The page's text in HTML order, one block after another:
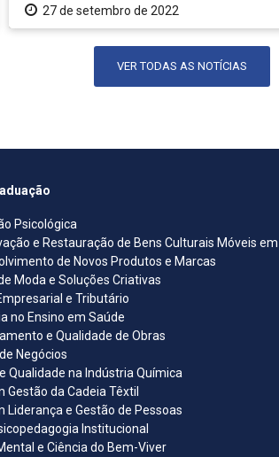
27 de setembro de 2022
VER TODAS AS NOTÍCIAS
Psicológica
e Restauração de Bens Culturais Móveis
de Novos Produtos e Marcas
Moda e Soluções Criativas
e Tributário
no Ensino em Saúde
e Qualidade de Obras
Negócios
Qualidade na Indústria Química
Gestão da Cadeia Têxtil
Liderança e Gestão de Pessoas
Institucional
e Ciência do Bem-Viver